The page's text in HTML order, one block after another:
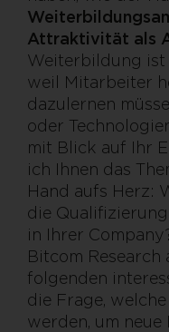
Attraktivität als
Weiterbildung ist
weil Mitarbeiter
dazulernen
oder
mit Blick auf Ihr
ich Ihnen das
Hand aufs Herz:
die
in Ihrer
Bitcom Research
folgenden
die Frage,
werden, um